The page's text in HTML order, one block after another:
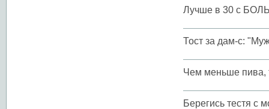
Лучше в 30 с
Тост за дам-с:
Чем меньше пива,
Берегись тестя с